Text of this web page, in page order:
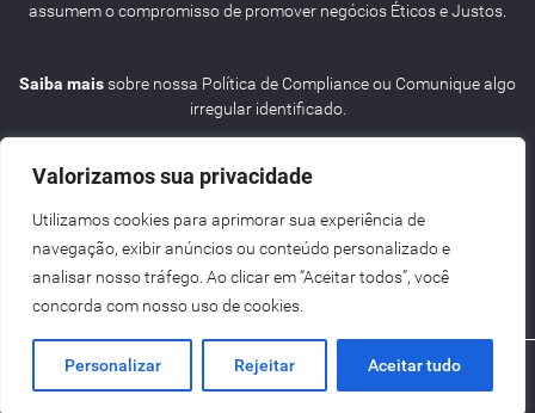
Valorizamos sua privacidade
Utilizamos cookies para aprimorar sua experiência de
navegação, exibir anúncios ou conteúdo personalizado e
analisar nosso tráfego. Ao clicar em “Aceitar todos”, você
concorda com nosso uso de cookies.
Personalizar Rejeitar Aceitar tudo
assumem o compromisso de promover negócios Éticos e Justos.
Saiba maissobre nossa Política de Compliance ou Comunique algo
irregular identificado.
Agenda
Saletto | ENG 2026 Criação de Sites BH - Digital Pixel